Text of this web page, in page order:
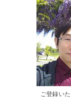
ご登録い